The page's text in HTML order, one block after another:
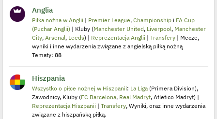
Anglia
Piłka nożna w Anglii | Premier League, Championship i FA Cup
(Puchar Anglii) | Kluby (Manchester United, Liverpool, Manchester
City, Arsenal, Leeds) | Reprezentacja Anglii | Transfery | Mecze,
wyniki i inne wydarzenia związane z angielską piłką nożną
Tematy: 88
Hiszpania
Wszystko o piłce nożnej w Hiszpanii: La Liga(Primera Division),
Zawodnicy, Kluby (FC Barcelona, Real Madryt, Atletico Madryt) |
Reprezentacja Hiszpanii | Transfery, Wyniki, oraz inne wydarzenia
związane z hiszpańską piłką.